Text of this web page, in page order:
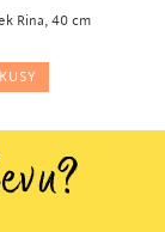
Rina, 40 cm